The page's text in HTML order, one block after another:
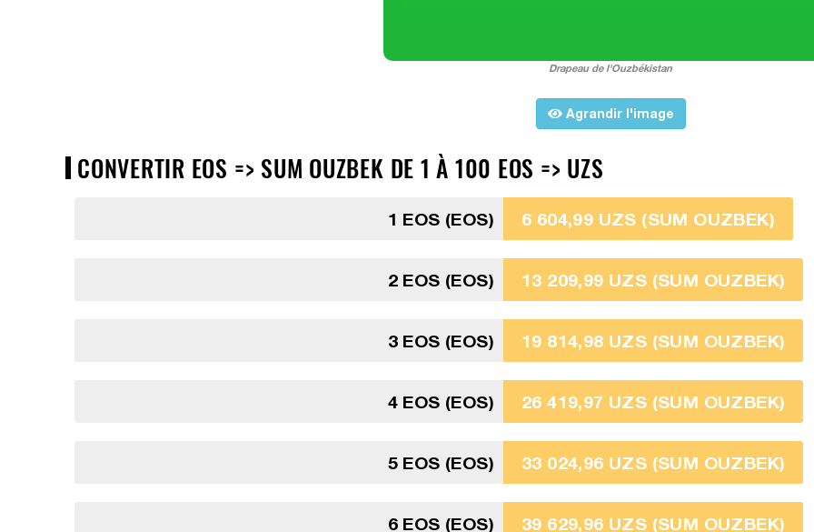
Drapeau de l'Ouzbékistan
Agrandir l'image
CONVERTIR EOS => SUM OUZBEK DE 1 À 100 EOS => UZS
1 EOS (EOS) 6 604,99 UZS (SUM OUZBEK)
2 EOS (EOS) 13 209,99 UZS (SUM OUZBEK)
3 EOS (EOS) 19 814,98 UZS (SUM OUZBEK)
4 EOS (EOS) 26 419,97 UZS (SUM OUZBEK)
5 EOS (EOS) 33 024,96 UZS (SUM OUZBEK)
6 EOS (EOS) 39 629,96 UZS (SUM OUZBEK)